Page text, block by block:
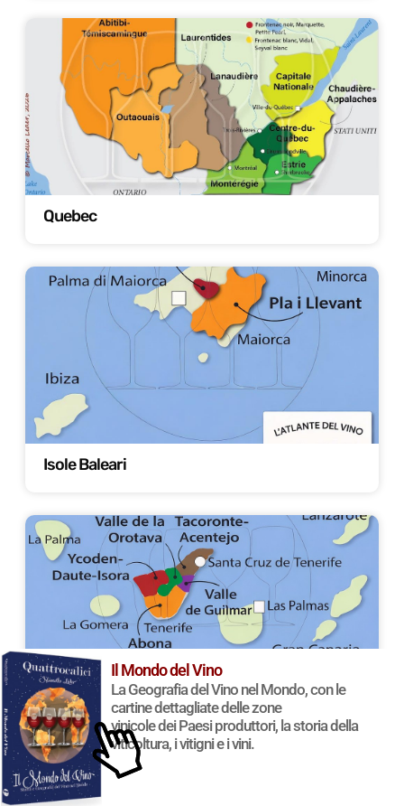
Quebec
Isole Baleari
Isole Canarie
Il Mondo del Vino
La Geografia del Vino nel Mondo, con le
cartine dettagliate delle zone
vinicole dei Paesi produttori, la storia della
viticoltura, i vitigni e i vini.